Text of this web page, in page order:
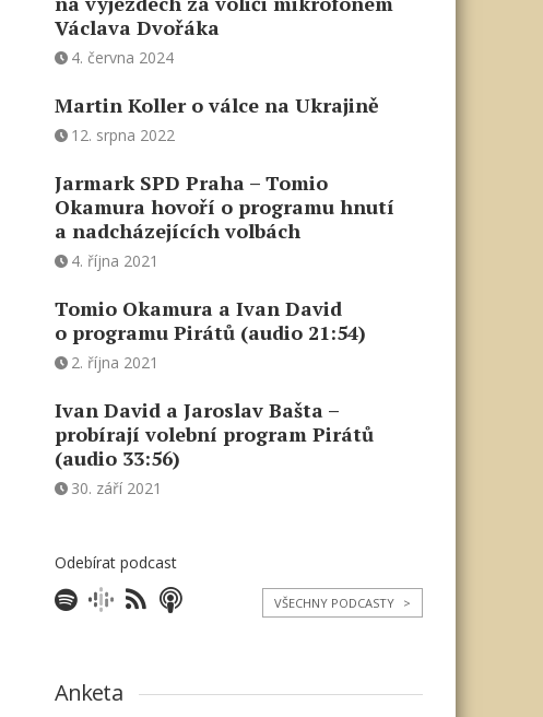
Václava Dvořáka
4. června 2024
Martin Koller o válce na Ukrajině
12. srpna 2022
Jarmark SPD Praha – Tomio
Okamura hovoří o programu hnutí
a nadcházejících volbách
4. října 2021
Tomio Okamura a Ivan David
o programu Pirátů (audio 21:54)
2. října 2021
Ivan David a Jaroslav Bašta –
probírají volební program Pirátů
(audio 33:56)
30. září 2021
Odebírat podcast
VŠECHNY PODCASTY >
Anketa